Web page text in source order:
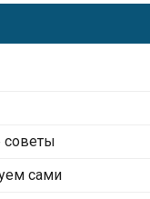
сами